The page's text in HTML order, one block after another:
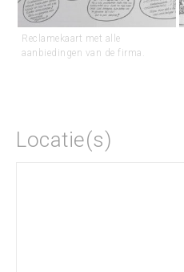
Reclamekaart met alle
aanbiedingen van de firma.
Locatie(s)